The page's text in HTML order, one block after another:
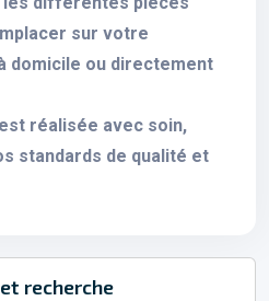
sur votre
domicile ou directement
réalisée avec soin,
standards de qualité et
recherche